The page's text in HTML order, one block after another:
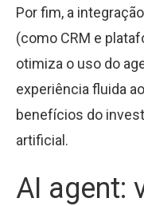
Por fim, a
(como CRM e
otimiza o uso do
experiência fluida
benefícios do
artificial.
AI agent: